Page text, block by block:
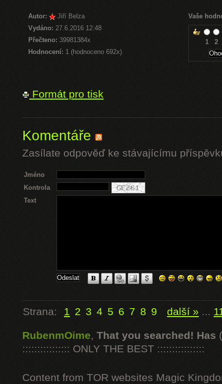
Autor:
Jiří Belza
Vydáno: 27.6.2016 12:48
Přečteno:39981384x
Hodnocení: 1 (hodnoceno 692x)
Vaše
1 2
Formát pro tisk
Komentáře
Zasílate odpověď ke stávajícímu
Jméno
Kontrola
Text
Strana: 1 2 3 4 5 6 7 8 9 další » ...
RubenmOime, That you searched! Has
:::::::::::::::: ONLY THE BEST ::::::::::::::::
Content from TOR websites Magic